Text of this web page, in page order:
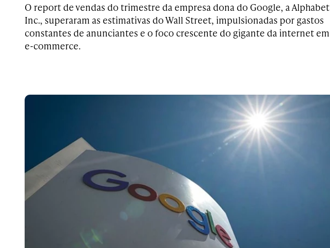
O report de vendas do trimestre da empresa dona do Google, a Alphabet
Inc., superaram as estimativas do Wall Street, impulsionadas por gastos
constantes de anunciantes e o foco crescente do gigante da internet em
e-commerce.